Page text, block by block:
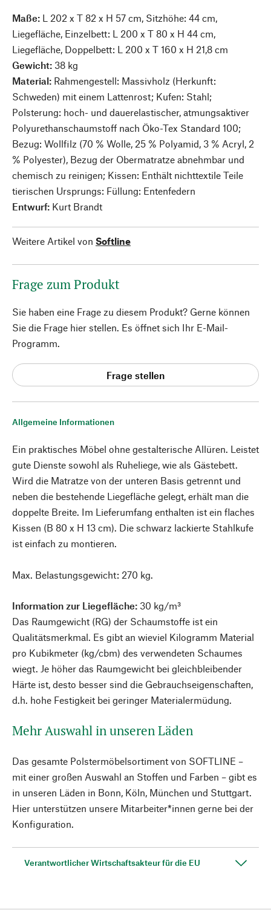
Allgemeine Informationen
Ein praktisches Möbel ohne gestalterische Allüren. Leistet
gute Dienste sowohl als Ruheliege, wie als Gästebett.
Wird die Matratze von der unteren Basis getrennt und
neben die bestehende Liegefläche gelegt, erhält man die
doppelte Breite. Im Lieferumfang enthalten ist ein flaches
Kissen (B 80 x H 13 cm). Die schwarz lackierte Stahlkufe
ist einfach zu montieren.
Max. Belastungsgewicht: 270 kg.
Information zur Liegefläche: 30 kg/m³
Das Raumgewicht (RG) der Schaumstoffe ist ein
Qualitätsmerkmal. Es gibt an wieviel Kilogramm Material
pro Kubikmeter (kg/cbm) des verwendeten Schaumes
wiegt. Je höher das Raumgewicht bei gleichbleibender
Härte ist, desto besser sind die Gebrauchseigenschaften,
d.h. hohe Festigkeit bei geringer Materialermüdung.
Mehr Auswahl in unseren Läden
Das gesamte Polstermöbelsortiment von SOFTLINE –
mit einer großen Auswahl an Stoffen und Farben – gibt es
in unseren Läden in Bonn, Köln, München und Stuttgart.
Hier unterstützen unsere Mitarbeiter*innen gerne bei der
Konfiguration.
Verantwortlicher Wirtschaftsakteur für die EU
Maße: L 202 x T 82 x H 57 cm, Sitzhöhe: 44 cm,
Liegefläche, Einzelbett: L 200 x T 80 x H 44 cm,
Liegefläche, Doppelbett: L 200 x T 160 x H 21,8 cm
Gewicht: 38 kg
Material: Rahmengestell: Massivholz (Herkunft:
Schweden) mit einem Lattenrost; Kufen: Stahl;
Polsterung: hoch- und dauerelastischer, atmungsaktiver
Polyurethanschaumstoff nach Öko-Tex Standard 100;
Bezug: Wollfilz (70 % Wolle, 25 % Polyamid, 3 % Acryl, 2
% Polyester), Bezug der Obermatratze abnehmbar und
chemisch zu reinigen; Kissen: Enthält nichttextile Teile
tierischen Ursprungs: Füllung: Entenfedern
Entwurf: Kurt Brandt
Weitere Artikel von Softline
Frage zum Produkt
Sie haben eine Frage zu diesem Produkt? Gerne können
Sie die Frage hier stellen. Es öffnet sich Ihr E-Mail-
Programm.
Frage stellen